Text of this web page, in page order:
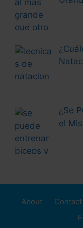
scientific
* Management:
technologies in
and scientific,
at national and
reengineering
model designs
* Technology:
¿Se
el
About Contact